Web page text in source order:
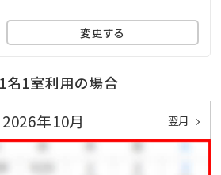
ます。
、「Dinner」→「詳細を見る」よ
1泊あたり1,000円、上限3,000
円）
にご宿泊のお客様は駐車場無料
変更する
名1室利用の場合
2026年10月 翌月